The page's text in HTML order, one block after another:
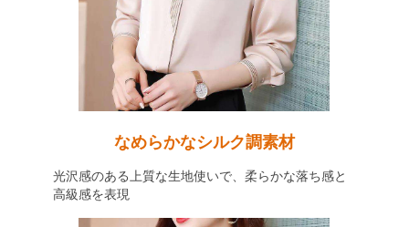
なめらかなシルク調素材
光沢感のある上質な生地使いで、柔らかな落ち感と
高級感を表現